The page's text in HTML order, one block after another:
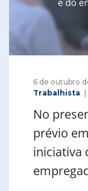
6 de outubro
Trabalhista
No
prévio
iniciativa